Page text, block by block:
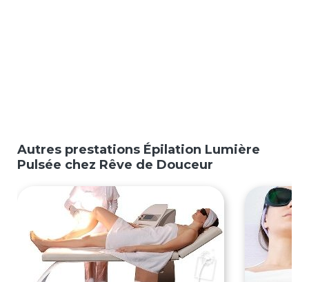
Autres prestations Épilation Lumière
Pulsée chez Rêve de Douceur